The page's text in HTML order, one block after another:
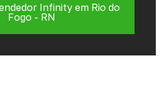
Infinity em Rio do
Fogo - RN